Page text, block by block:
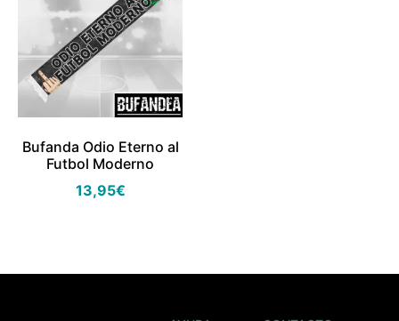
Bufanda Odio Eterno al
Futbol Moderno
13,95€